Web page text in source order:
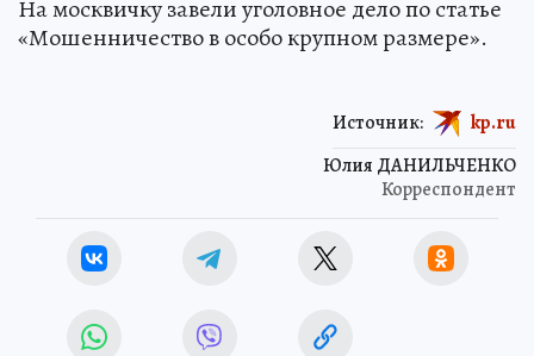
На москвичку завели уголовное дело по статье
«Мошенничество в особо крупном размере».
Юлия ДАНИЛЬЧЕНКО
Корреспондент
Источник: kp.ru